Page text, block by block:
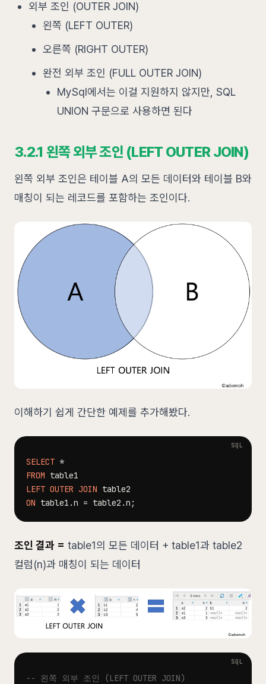
외부 조인 (OUTER JOIN)
왼쪽 (LEFT OUTER)
오른쪽 (RIGHT OUTER)
완전 외부 조인 (FULL OUTER JOIN)
MySql에서는 이걸 지원하지 않지만, SQL
UNION 구문으로 사용하면 된다
3.2.1 왼쪽 외부 조인 (LEFT OUTER JOIN)
왼쪽 외부 조인은 테이블 A의 모든 데이터와 테이블 B와
매칭이 되는 레코드를 포함하는 조인이다.
이해하기 쉽게 간단한 예제를 추가해봤다.
SELECT *
FROM
LEFT OUTER JOIN
ON table1 .n = table2 .n ;
조인 결과 = table1의 모든 데이터 + table1과 table2
컬럼(n)과 매칭이 되는 데이터
-- 왼쪽 외부 조인 (LEFT OUTER JOIN)